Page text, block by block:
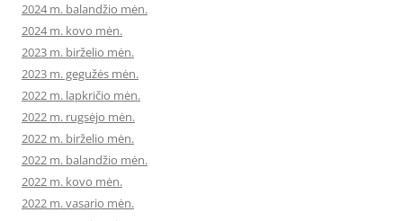
2024 m. balandžio mėn.
2024 m. kovo mėn.
2023 m. birželio mėn.
2023 m. gegužės mėn.
2022 m. lapkričio mėn.
2022 m. rugsėjo mėn.
2022 m. birželio mėn.
2022 m. balandžio mėn.
2022 m. kovo mėn.
2022 m. vasario mėn.